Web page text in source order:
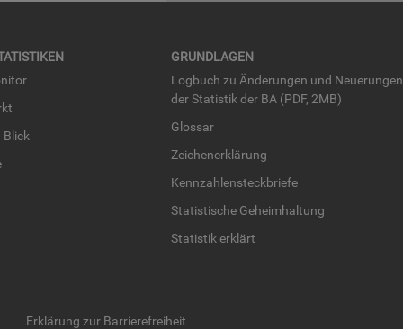
Blick
GRUND­LA­GEN
Log­buch zu Än­de­run­gen und Neue­run­gen
der Sta­tis­tik der BA (PDF, 2MB)
Glos­sar
Zei­chen­er­klä­rung
Kenn­zah­len­steck­brie­fe
Sta­tis­ti­sche Ge­heim­hal­tung
Sta­tis­tik er­klärt
Erklärung zur Barrierefreiheit